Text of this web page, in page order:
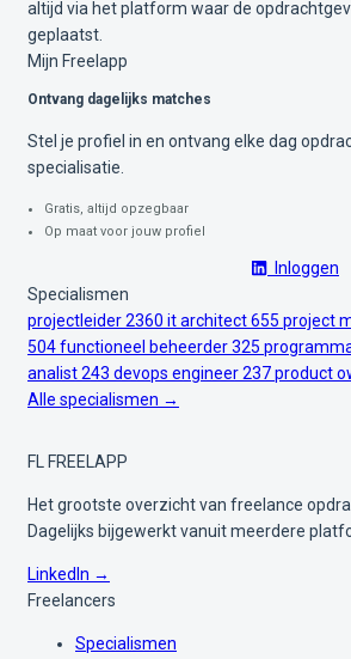
altijd via het platform waar de
geplaatst.
Mijn Freelapp
Ontvang dagelijks matches
Stel je profiel in en ontvang elke dag
specialisatie.
Gratis, altijd opzegbaar
Op maat voor jouw profiel
Inloggen
Specialismen
projectleider2360 it architect655 project
504functioneel beheerder325
analist243 devops engineer237product
Alle specialismen →
FL FREELAPP
Het grootste overzicht van freelance
Dagelijks bijgewerkt vanuit meerdere
LinkedIn →
Freelancers
Specialismen